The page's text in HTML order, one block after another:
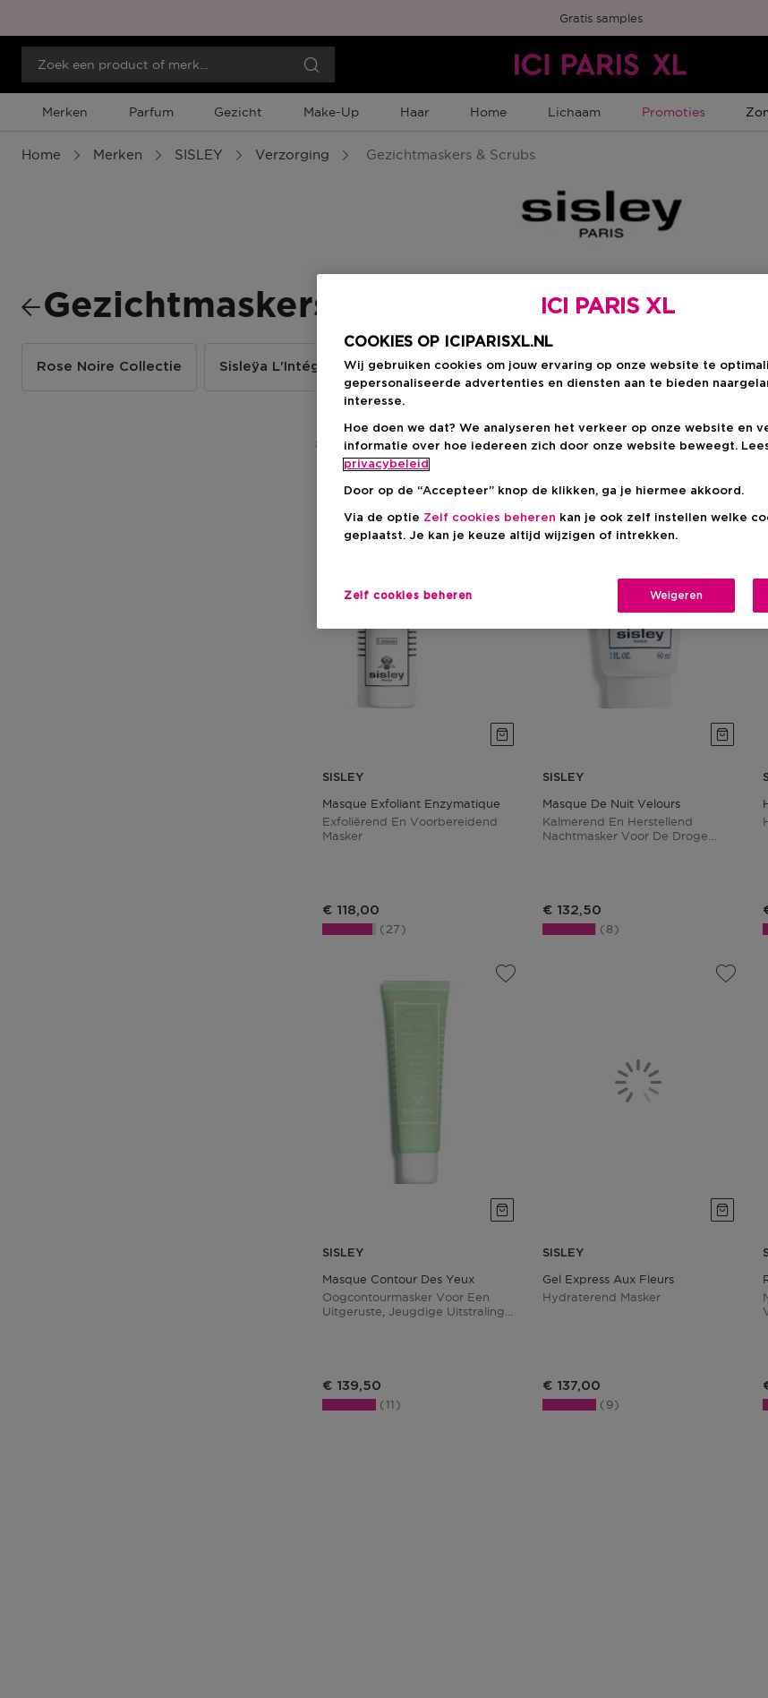
Gratis samples
Merken Parfum Gezicht Make-Up Haar Home Lichaam Tijdelijke Promotie
Promoties
Home Merken SISLEY Verzorging Gezichtmaskers & Scrubs
Gezichtmaskers & Scrubs
Rose Noire Collectie Sisleÿa L'Intégrale Anti-Age Collectie Velours Collectie Reiniging,
8 Resultaten
SISLEY
Masque Exfoliant Enzymatique
Exfoliërend En Voorbereidend
Masker
€ 118,00
27
SISLEY
Masque De Nuit Velours
Kalmerend En Herstellend
Nachtmasker Voor De Droge
€ 132,50
8
SISLEY
Masque Contour Des Yeux
Oogcontourmasker Voor Een
Uitgeruste, Jeugdige Uitstraling
€ 139,50
11
SISLEY
Gel Express Aux Fleurs
Hydraterend Masker
€ 137,00
9
ICI PARIS XL
COOKIES OP ICIPARISXL.NL
Wij gebruiken cookies om jouw ervaring op onze website te
gepersonaliseerde advertenties en diensten aan te bieden
interesse.
Hoe doen we dat? We analyseren het verkeer op onze website en
informatie over hoe iedereen zich door onze website beweegt.
privacybeleid
Door op de “Accepteer” knop de klikken, ga je hiermee akkoord.
Via de optie Zelf cookies beheren kan je ook zelf instellen welke
geplaatst. Je kan je keuze altijd wijzigen of intrekken.
Zelf cookies beheren Weigeren